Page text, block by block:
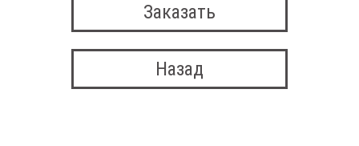
Заказать
Назад